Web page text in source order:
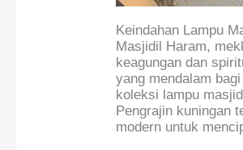
Keindahan Lampu
Masjidil Haram,
keagungan dan
yang mendalam
koleksi lampu
Pengrajin kuningan
modern untuk